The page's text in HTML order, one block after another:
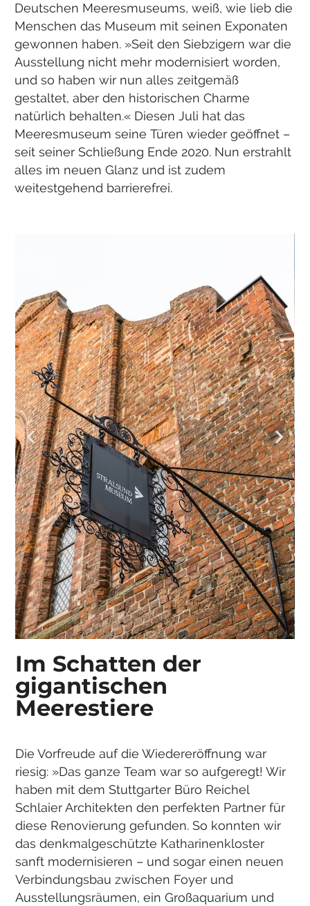
Deutschen Meeresmuseums, weiß, wie lieb die
Menschen das Museum mit seinen Exponaten
gewonnen haben. »Seit den Siebzigern war die
Ausstellung nicht mehr modernisiert worden,
und so haben wir nun alles zeitgemäß
gestaltet, aber den historischen Charme
natürlich behalten.« Diesen Juli hat das
Meeresmuseum seine Türen wieder geöffnet –
seit seiner Schließung Ende 2020. Nun erstrahlt
alles im neuen Glanz und ist zudem
weitestgehend barrierefrei.
Das Stralsund Museum befindet sich
im ehemaligen Katharinenkloster.
Im Schatten der
gigantischen
Meerestiere
Die Vorfreude auf die Wiedereröffnung war
riesig: »Das ganze Team war so aufgeregt! Wir
haben mit dem Stuttgarter Büro Reichel
Schlaier Architekten den perfekten Partner für
diese Renovierung gefunden. So konnten wir
das denkmalgeschützte Katharinenkloster
sanft modernisieren – und sogar einen neuen
Verbindungsbau zwischen Foyer und
Ausstellungsräumen, ein Großaquarium und